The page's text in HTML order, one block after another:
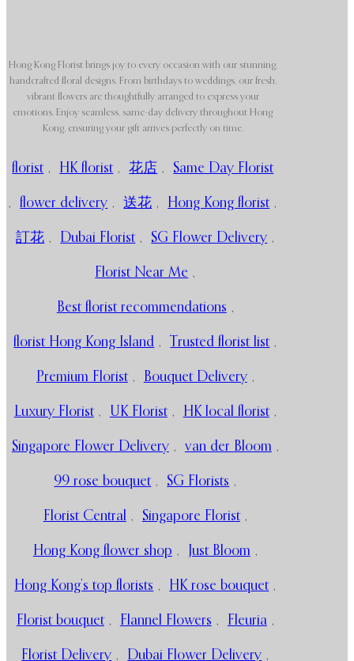
Hong Kong Florist brings joy to every occasion with our stunning,
handcrafted floral designs. From birthdays to weddings, our fresh,
vibrant flowers are thoughtfully arranged to express your
emotions. Enjoy seamless, same-day delivery throughout Hong
Kong, ensuring your gift arrives perfectly on time.
florist , HK florist , 花店 , Same Day Florist
, flower delivery , 送花 , Hong Kong florist ,
訂花 , Dubai Florist , SG Flower Delivery ,
Florist Near Me ,
Best florist recommendations ,
florist Hong Kong Island , Trusted florist list ,
Premium Florist , Bouquet Delivery ,
Luxury Florist , UK Florist , HK local florist ,
Singapore Flower Delivery , van der Bloom ,
99 rose bouquet , SG Florists ,
Florist Central , Singapore Florist ,
Hong Kong flower shop , Just Bloom ,
Hong Kong’s top florists , HK rose bouquet ,
Florist bouquet , Flannel Flowers , Fleuria ,
Florist Delivery , Dubai Flower Delivery ,